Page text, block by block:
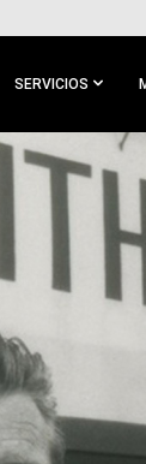
SERVICIOS